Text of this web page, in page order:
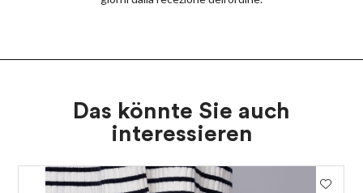
Das könnte Sie auch
interessieren